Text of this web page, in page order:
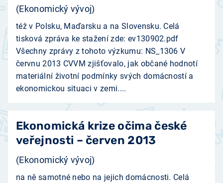
(Ekonomický vývoj)
též v Polsku, Maďarsku a na Slovensku. Celá
tisková zpráva ke stažení zde: ev130902.pdf
Všechny zprávy z tohoto výzkumu: NS_1306 V
červnu 2013 CVVM zjišťovalo, jak občané hodnotí
materiální životní podmínky svých domácností a
ekonomickou situaci v zemi....
Ekonomická krize očima české
veřejnosti – červen 2013
(Ekonomický vývoj)
na ně samotné nebo na jejich domácnosti. Celá